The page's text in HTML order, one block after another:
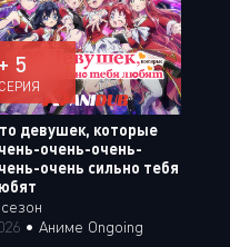
+ 5
СЕРИЯ
девушек, которые
очень-очень-
очень сильно тебя
• Аниме Ongoing